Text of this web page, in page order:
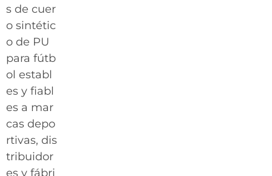
s de cuer
o sintétic
o de PU
para fútb
ol establ
es y fiabl
es a mar
cas depo
rtivas, dis
tribuidor
es y fábri